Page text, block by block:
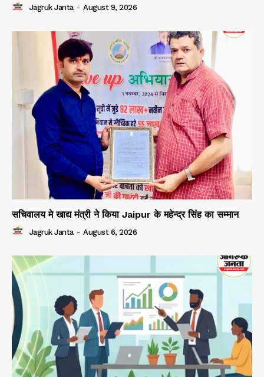
Jagruk Janta - August 9, 2026
सचिवालय मे खाद्य मंत्री ने किया Jaipur के महेन्द्र सिंह का सम्मान
Jagruk Janta - August 6, 2026